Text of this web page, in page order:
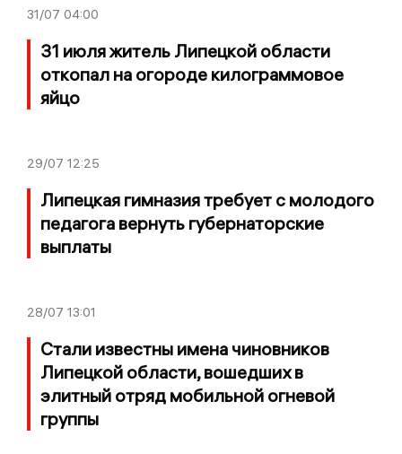
31/07 04:00
31 июля житель Липецкой области
откопал на огороде килограммовое
яйцо
29/07 12:25
Липецкая гимназия требует с молодого
педагога вернуть губернаторские
выплаты
28/07 13:01
Стали известны имена чиновников
Липецкой области, вошедших в
элитный отряд мобильной огневой
группы